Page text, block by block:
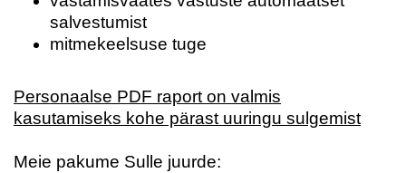
salvestumist
mitmekeelsuse tuge
Personaalse PDF raport on valmis
kasutamiseks kohe pärast uuringu sulgemist
Meie pakume Sulle juurde:
LIITU UUDISKIRJAGA
Ära jää ilma uudistest ja põnevatest lugudest
Liitun